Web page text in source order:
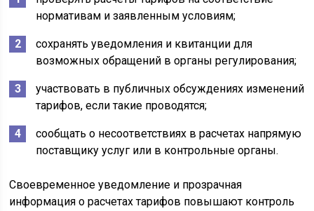
нормативам и заявленным условиям;
сохранять уведомления и квитанции для
возможных обращений в органы регулирования;
участвовать в публичных обсуждениях изменений
тарифов, если такие проводятся;
сообщать о несоответствиях в расчетах напрямую
поставщику услуг или в контрольные органы.
Своевременное уведомление и прозрачная
информация о расчетах тарифов повышают контроль